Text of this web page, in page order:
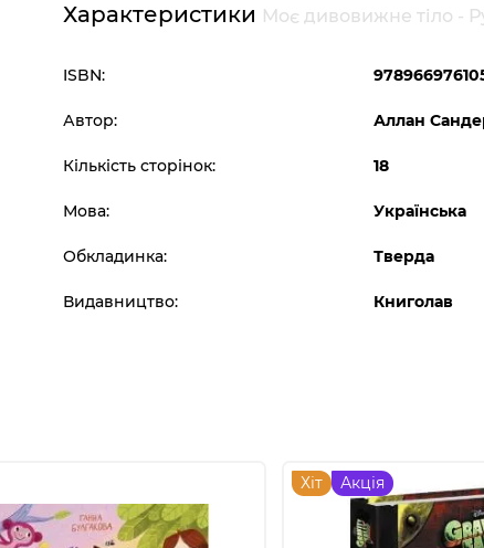
Характеристики Моє дивовижне тіло -
ISBN:
Автор: Аллан
Кількість сторінок: 18
Мова: Українська
Обкладинка: Тверда
Видавництво: Книголав
Хіт Акція